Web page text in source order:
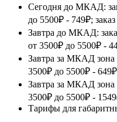
Сегодня до МКАД:
до 5500₽ - 749₽;
Завтра до МКАД:
от 3500₽ до 5500₽ -
Завтра за МКАД зона
3500₽ до 5500₽ -
Завтра за МКАД зона
3500₽ до 5500₽ -
Тарифы для